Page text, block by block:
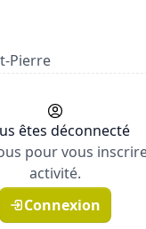
Pierre
êtes déconnecté
pour vous
activité.
Connexion